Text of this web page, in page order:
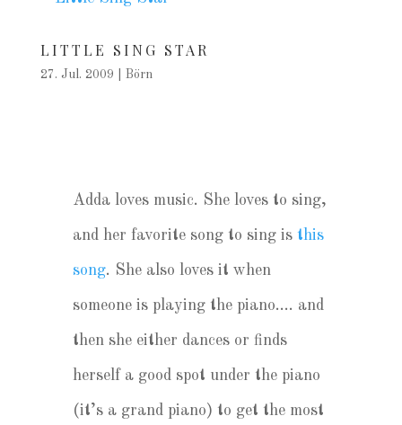
LITTLE SING STAR
27. Jul. 2009 Börn
Adda loves music. She loves to sing,
and her favorite song to sing is this
song. She also loves it when
someone is playing the piano…. and
then she either dances or finds
herself a good spot under the piano
(it’s a grand piano) to get the most